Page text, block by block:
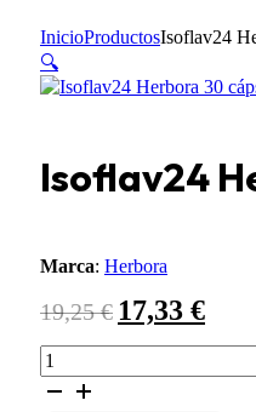
InicioProductosIsoflav24
🔍
Isoflav24
Marca: Herbora
19,25€ El
precio
era:
17,33 €El
precio
es:
Isoflav24
Herbora